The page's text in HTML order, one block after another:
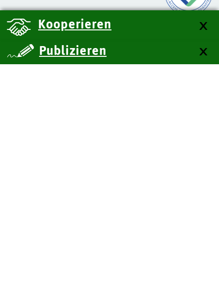
Publizieren
Kooperieren